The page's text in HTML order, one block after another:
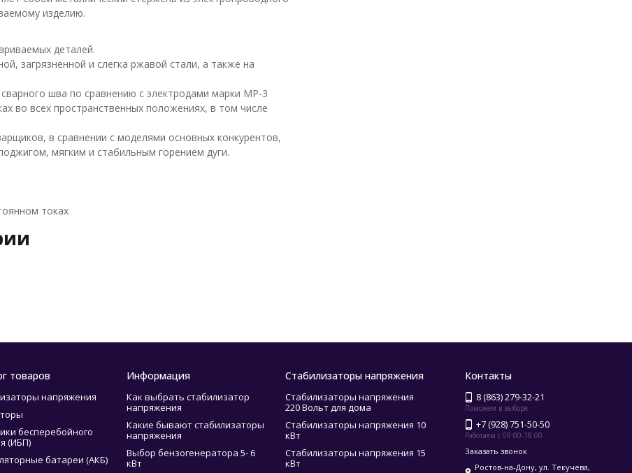
изделию.
деталей.
загрязненной и слегка ржавой стали, а также на
шва по сравнению с электродами марки МР-3
во всех пространственных положениях, в том числе
в сравнении с моделями основных конкурентов,
мягким и стабильным горением дуги.
токах
товаров
напряжения
бесперебойного
(ИБП)
батареи (АКБ)
Информация
Как выбрать стабилизатор
напряжения
Какие бывают стабилизаторы
напряжения
Выбор бензогенератора 5- 6
кВт
Стабилизаторы напряжения
Стабилизаторы напряжения
220 Вольт для дома
Стабилизаторы напряжения 10
кВт
Стабилизаторы напряжения 15
кВт
Контакты
8 (863) 279-32-21
Поможем в выборе
+7 (928) 751-50-50
Работаем с 09:00-18:00
Заказать звонок
Ростов-на-Дону, ул. Текучева,